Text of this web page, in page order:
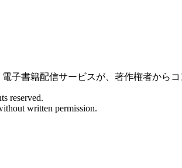
子書籍配信サービスが、著作権者から
reserved.
written permission.